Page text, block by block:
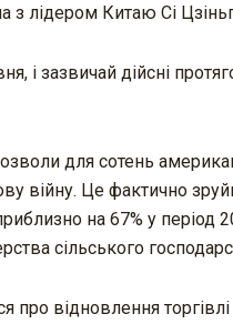
з лідером Китаю Сі
і зазвичай дійсні
для сотень
війну. Це фактично
на 67% у період
сільського
про відновлення